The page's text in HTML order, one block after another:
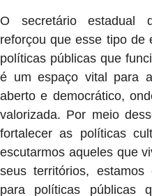
O secretário estadual
reforçou que esse tipo de
políticas públicas que
é um espaço vital para
aberto e democrático,
valorizada. Por meio
fortalecer as políticas
escutarmos aqueles que
seus territórios,
para políticas públicas